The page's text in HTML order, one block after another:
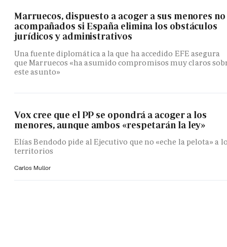
Marruecos, dispuesto a acoger a sus menores no
acompañados si España elimina los obstáculos
jurídicos y administrativos
Una fuente diplomática a la que ha accedido EFE asegura
que Marruecos «ha asumido compromisos muy claros
este asunto»
Vox cree que el PP se opondrá a acoger a los
menores, aunque ambos «respetarán la ley»
Elías Bendodo pide al Ejecutivo que no «eche la pelota» a
territorios
Carlos Mullor